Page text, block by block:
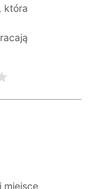
która
miejsce